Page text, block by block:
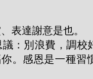
達謝意是也。
：別浪費，調校
。感恩是一種習